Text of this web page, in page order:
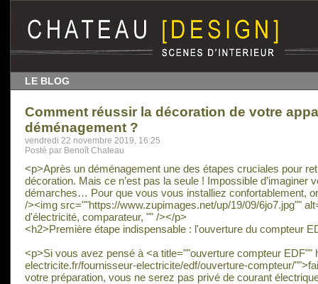
LE BLOG
Comment réussir la décoration de votre
déménagement ?
vendredi 22 novembre 2019, 16:25
Posté par Benoît Chateau
<p>Après un déménagement une des étapes cruciales pour
décoration. Mais ce n’est pas la seule ! Impossible d’imaginer
démarches… Pour que vous vous installiez confortablement,
/><img src=""https://www.zupimages.net/up/19/09/6jo7.jpg""
d'électricité, comparateur, "" /></p>
<h2>Première étape indispensable : l'ouverture du compteur
<p>Si vous avez pensé à <a title=""ouverture compteur EDF""
electricite.fr/fournisseur-electricite/edf/ouverture-compteur/
votre préparation, vous ne serez pas privé de courant